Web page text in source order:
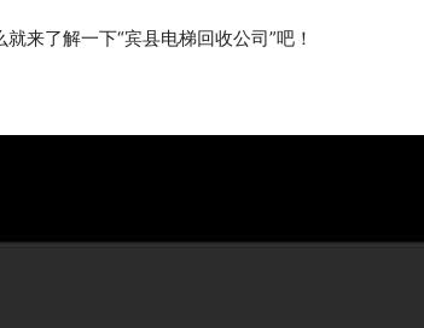
来了解一下“宾县电梯回收公司”吧！